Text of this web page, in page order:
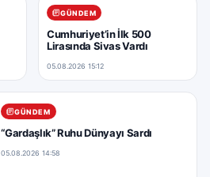
GÜNDEM
Cumhuriyet’in İlk 500
Lirasında Sivas Vardı
05.08.2026 15:12
GÜNDEM
“Gardaşlık” Ruhu Dünyayı Sardı
05.08.2026 14:58